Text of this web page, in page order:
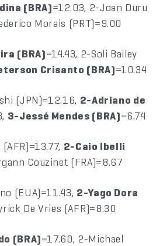
(BRA)=12.03, 2-Joan Duru
Morais (PRT)=9.00
(BRA)=14.43, 2-Soli Bailey
Crisanto (BRA)=10.34
(JPN)=12.16, 2-Adriano de
3-Jessé Mendes (BRA)=6.74
2-Caio Ibelli
Couzinet (FRA)=8.67
(EUA)=11.43, 2-Yago Dora
De Vries (AFR)=8.30
(BRA)=17.60, 2-Michael